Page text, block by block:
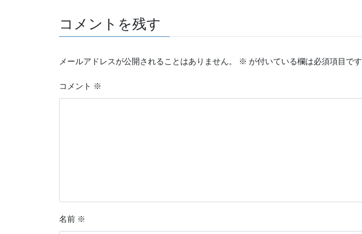
コメントを残す
メールアドレスが公開されることはありません。 ※ が付いている欄は必須項目です
コメント ※
名前 ※